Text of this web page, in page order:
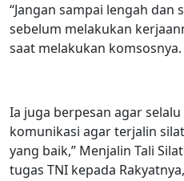
“Jangan sampai lengah dan
sebelum melakukan
saat melakukan komsosnya.
Ia juga berpesan agar
komunikasi agar terjalin
yang baik,” Menjalin Tali
tugas TNI kepada